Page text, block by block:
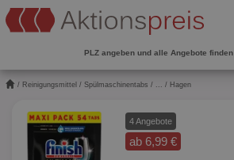
PLZ angeben und alle Angebote finden
/ Reinigungsmittel / Spülmaschinentabs / ... / Hagen
4 Angebote
ab 6,99 €